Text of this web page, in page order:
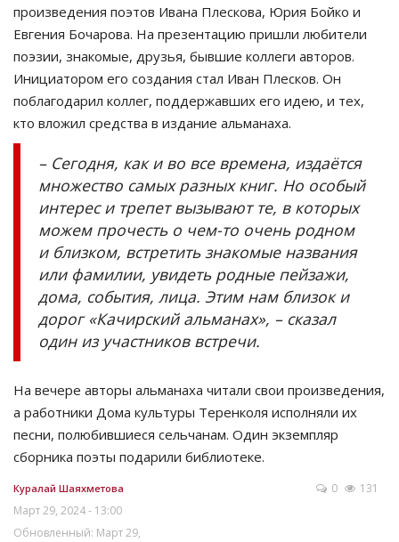
Язык
произведения поэтов Ивана Плескова, Юрия Бойко и
Евгения Бочарова. На презентацию пришли любители
поэзии, знакомые, друзья, бывшие коллеги авторов.
Инициатором его создания стал Иван Плесков. Он
поблагодарил коллег, поддержавших его идею, и тех,
кто вложил средства в издание альманаха.
– Сегодня, как и во все времена, издаётся
множество самых разных книг. Но особый
интерес и трепет вызывают те, в которых
можем прочесть о чем-то очень родном
и близком, встретить знакомые названия
или фамилии, увидеть родные пейзажи,
дома, события, лица. Этим нам близок и
дорог «Качирский альманах», – сказал
один из участников встречи.
На вечере авторы альманаха читали свои произведения,
а работники Дома культуры Теренколя исполняли их
песни, полюбившиеся сельчанам. Один экземпляр
сборника поэты подарили библиотеке.
Куралай Шаяхметова
Март 29, 2024 - 13:00
Обновленный: Март 29,
0 131